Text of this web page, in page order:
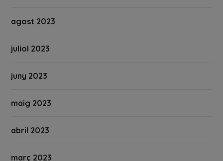
agost 2023
juliol 2023
juny 2023
maig 2023
abril 2023
març 2023